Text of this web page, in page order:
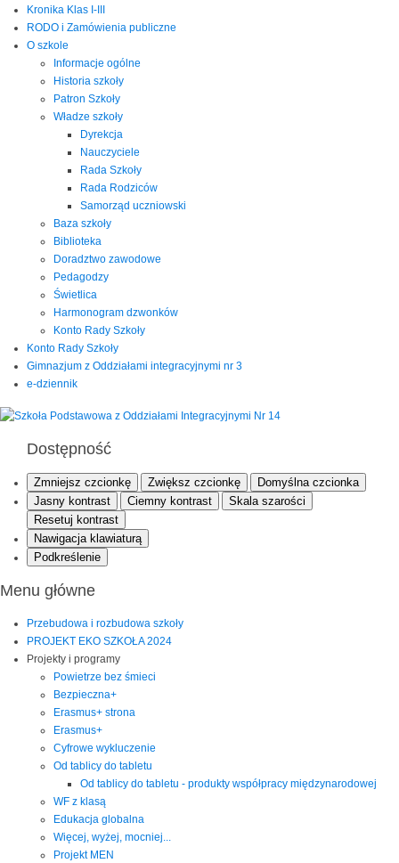
Kronika Klas I-III
RODO i Zamówienia publiczne
O szkole
Informacje ogólne
Historia szkoły
Patron Szkoły
Władze szkoły
Dyrekcja
Nauczyciele
Rada Szkoły
Rada Rodziców
Samorząd uczniowski
Baza szkoły
Biblioteka
Doradztwo zawodowe
Pedagodzy
Świetlica
Harmonogram dzwonków
Konto Rady Szkoły
Konto Rady Szkoły
Gimnazjum z Oddziałami integracyjnymi nr 3
e-dziennik
Dostępność
Zmniejsz czcionkę Zwiększ czcionkę
Domyślna czcionka
Jasny kontrast
Ciemny kontrast
Skala szarości
Resetuj kontrast
Nawigacja klawiaturą
Podkreślenie
Menu główne
Przebudowa i rozbudowa szkoły
PROJEKT EKO SZKOŁA 2024
Projekty i programy
Powietrze bez śmieci
Bezpieczna+
Erasmus+ strona
Erasmus+
Cyfrowe wykluczenie
Od tablicy do tabletu
Od tablicy do tabletu - produkty współpracy międzynarodowej
WF z klasą
Edukacja globalna
Więcej, wyżej, mocniej...
Projekt MEN